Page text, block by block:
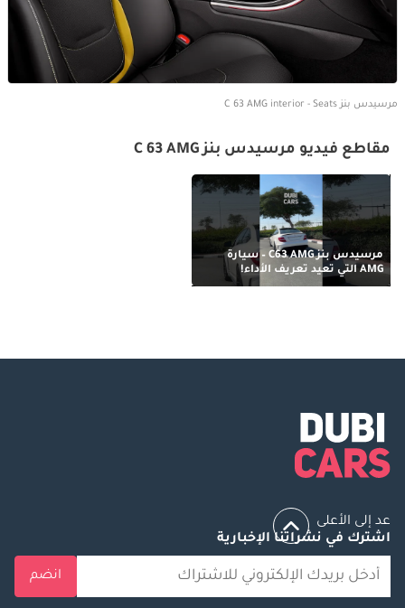
مرسيدس بنز C 63 AMG interior - Seats
مقاطع فيديو مرسيدس بنز C 63 AMG
مرسيدس بنز C63 AMG – سيارة
AMG التي تعيد تعريف الأداء!
عد إلى الأعلى
اشترك في نشراتنا الإخبارية
انضم